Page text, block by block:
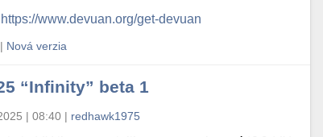
https://www.devuan.org/get-devuan
| Nová verzia
“Infinity” beta 1
| 08:40 | redhawk1975